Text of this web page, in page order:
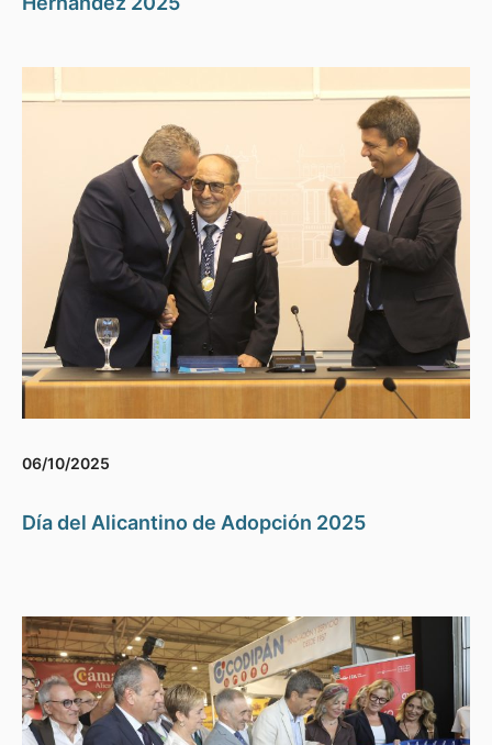
06/10/2025
Día del Alicantino de Adopción 2025